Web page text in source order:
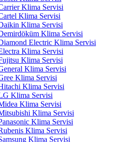
Klima Servisi
Klima Servisi
Klima Servisi
Klima Servisi
Electric Klima Servisi
Klima Servisi
Klima Servisi
Klima Servisi
Klima Servisi
Klima Servisi
Klima Servisi
Klima Servisi
Klima Servisi
Klima Servisi
Klima Servisi
Klima Servisi